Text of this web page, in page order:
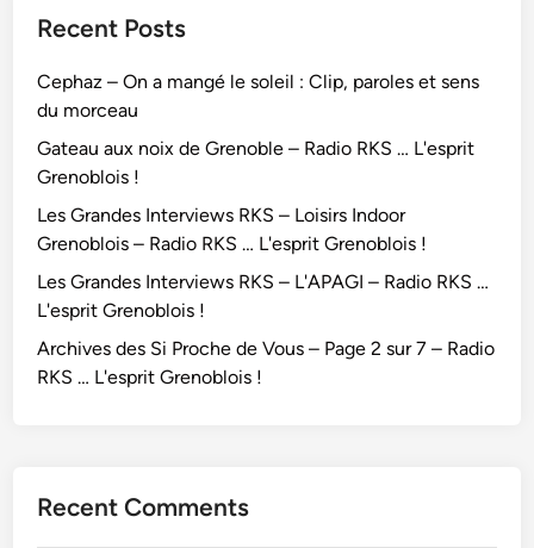
Recent Posts
Cephaz – On a mangé le soleil : Clip, paroles et sens
du morceau
Gateau aux noix de Grenoble – Radio RKS … L'esprit
Grenoblois !
Les Grandes Interviews RKS – Loisirs Indoor
Grenoblois – Radio RKS … L'esprit Grenoblois !
Les Grandes Interviews RKS – L'APAGI – Radio RKS …
L'esprit Grenoblois !
Archives des Si Proche de Vous – Page 2 sur 7 – Radio
RKS … L'esprit Grenoblois !
Recent Comments